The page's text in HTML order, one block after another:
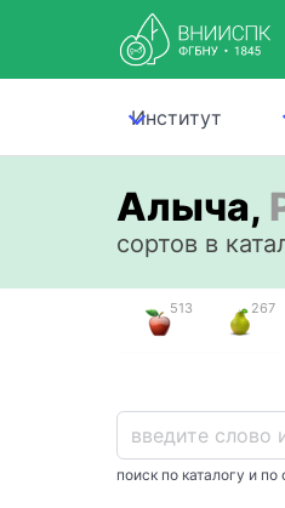
Институт
Алыча,
сортов в
513 267
поиск по каталогу и